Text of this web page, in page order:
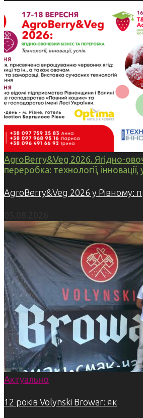
AgroBerry&Veg 2026. Ягідно-
переробка: технології, інновації,
AgroBerry&Veg 2026 у Рівному:
Актуально
12 років Volynski Browar: як